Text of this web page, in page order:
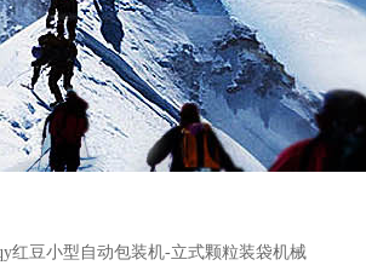
红豆小型自动包装机-立式颗粒装袋机械